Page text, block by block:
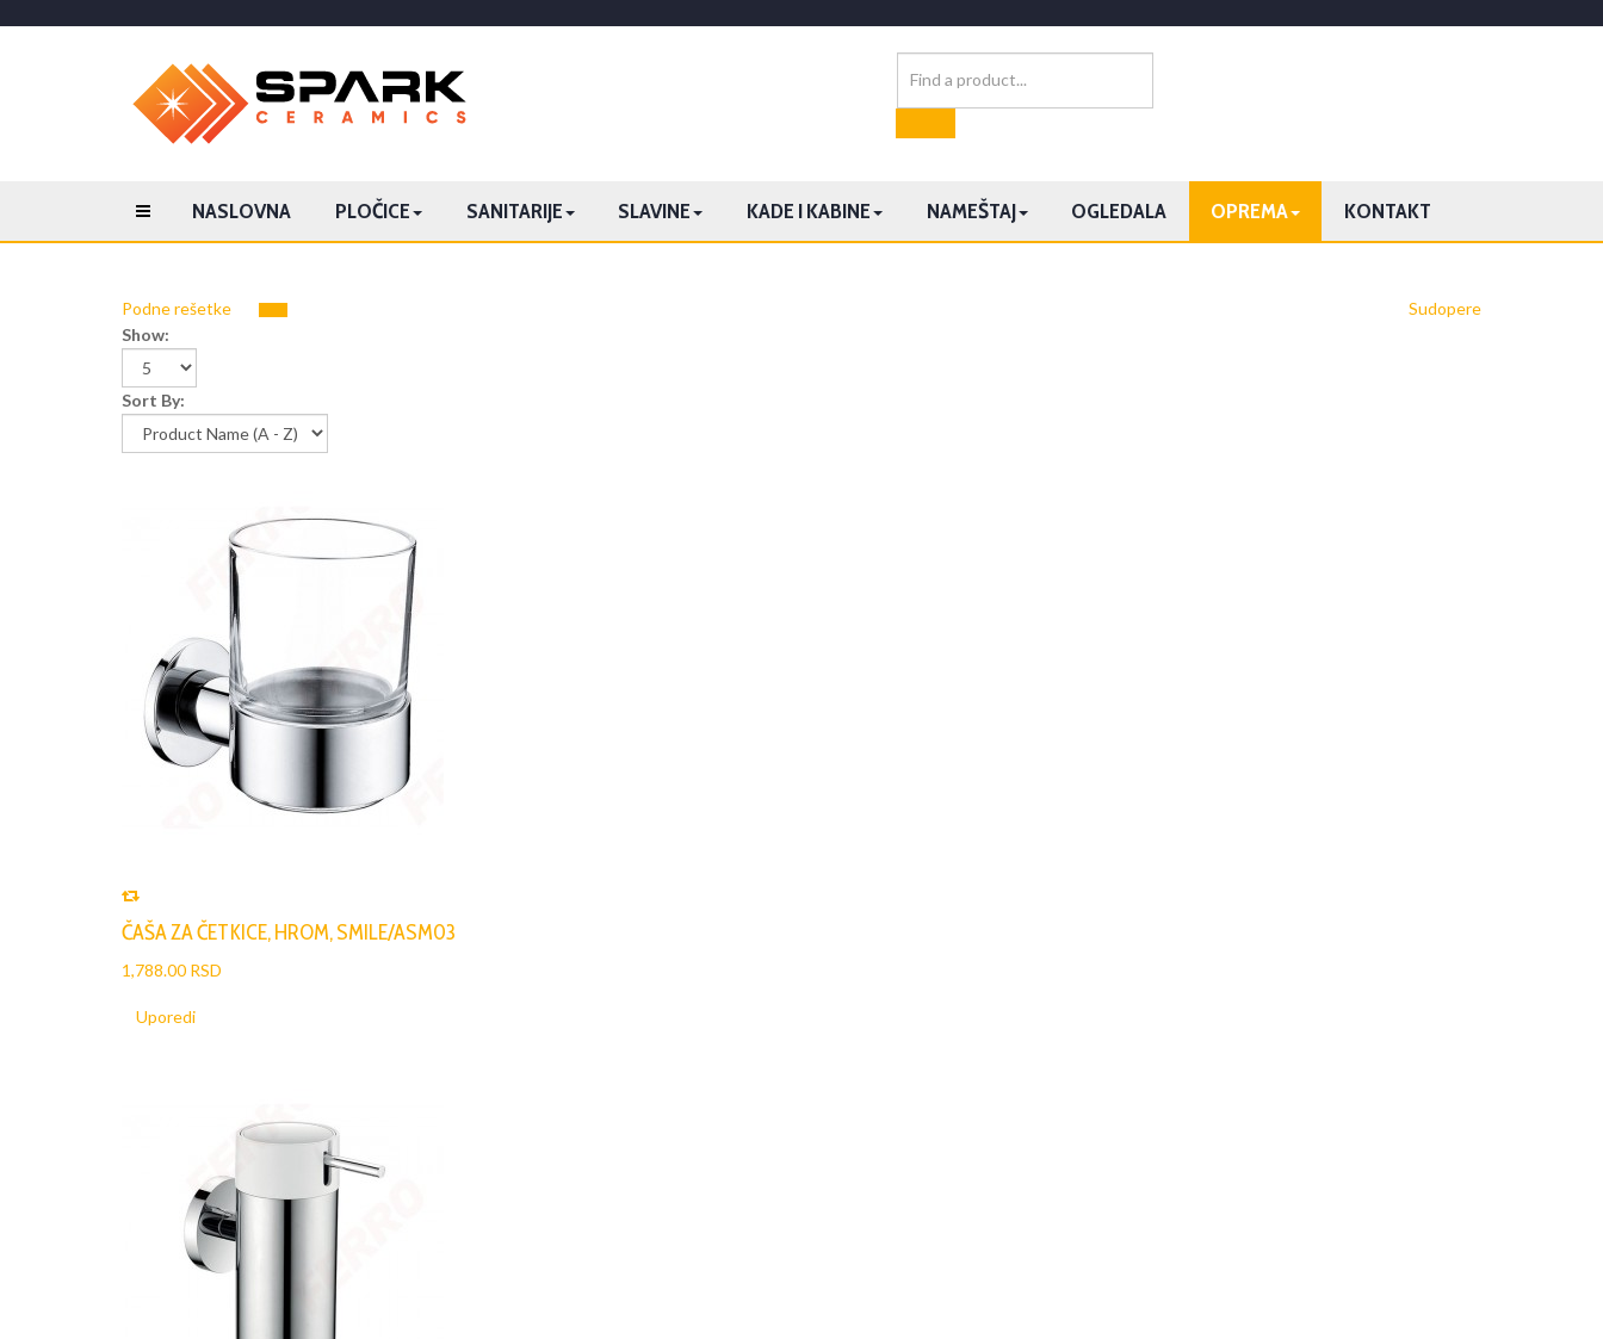
NASLOVNA PLOČICE SANITARIJE SLAVINE KADE I KABINE NAMEŠTAJ OGLEDALA OPREMA KONTAKT
Podne rešetke
Sudopere
Show:
Sort By:
ČAŠA ZA ČETKICE, HROM, SMILE/ASM03
1,788.00 RSD
Uporedi